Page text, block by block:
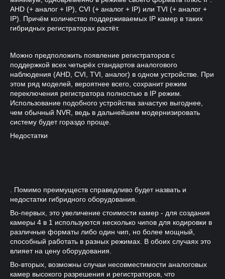
AHD (+ аналог + IP), CVI (+ аналог + IP) или TVI (+ аналог +
IP). Причём количество поддерживаемых IP камер в таких
гибридных регистраторах растёт.
Можно предположить появление регистраторов с
поддержкой всех четырёх стандартов аналогового
наблюдения (AHD, CVI, TVI, аналог) в одном устройстве. При
этом ряд моделей, вероятнее всего, сохранит режим
переключения регистратора полностью в IP режим.
Использование подобного устройства зачастую выгоднее,
чем обычный NVR, ведь в дальнейшем модернизировать
систему будет гораздо проще.
Недостатки
. Помимо преимуществ справедливо будет назвать и
недостатки гибридного оборудования.
Во-первых, это увеличение стоимости камер - для создания
камеры 4 в 1 используются несколько чипов для кодировки в
различные форматы либо один чип, но более мощный,
способный работать в разных режимах. В обоих случаях это
влияет на цену оборудования.
Во-вторых, возможны случаи несовместимости аналоговых
камер высокого разрешения и регистраторов, что